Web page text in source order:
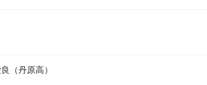
（丹原高）